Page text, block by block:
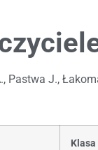
Pastwa J.,
Klasa